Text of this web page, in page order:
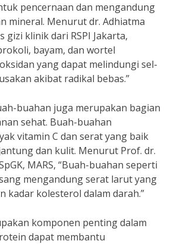
pencernaan dan mengandung
mineral. Menurut dr. Adhiatma
gizi klinik dari RSPI Jakarta,
bayam, dan wortel
yang dapat melindungi sel-
akibat radikal bebas.”
buahan juga merupakan bagian
sehat. Buah-buahan
vitamin C dan serat yang baik
dan kulit. Menurut Prof. dr.
MARS, “Buah-buahan seperti
mengandung serat larut yang
kadar kolesterol dalam darah.”
komponen penting dalam
dapat membantu